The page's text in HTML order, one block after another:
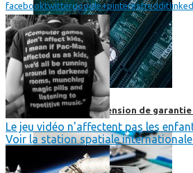
Prendre une extension de
facebooktwittergoogle+pinterestreddit
Le jeu vidéo n'affectent pas les
Voir la station spatiale